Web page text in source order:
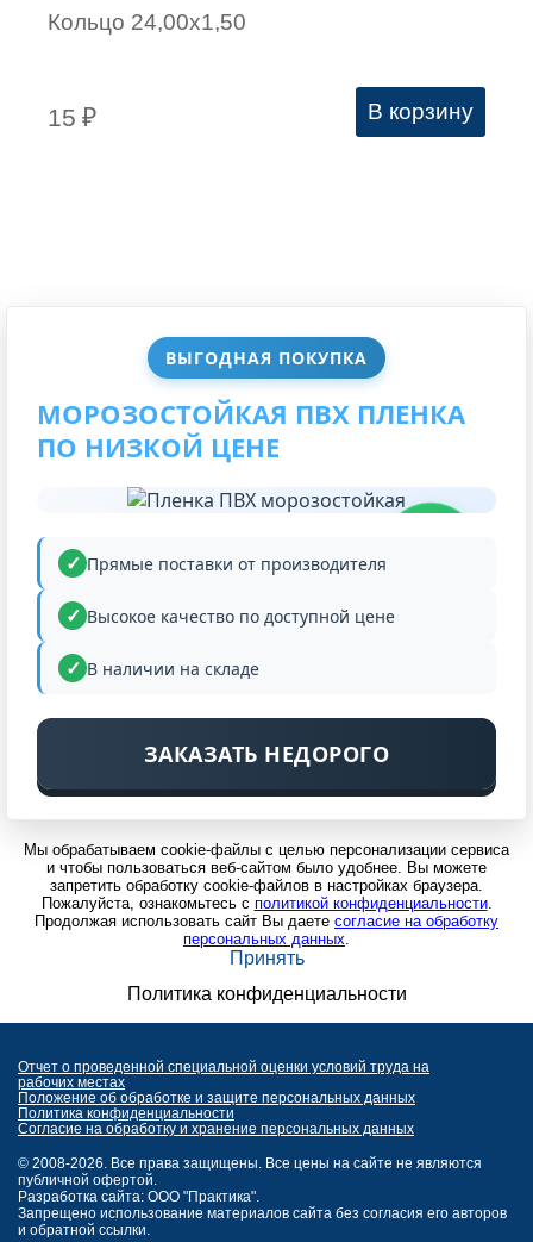
ВЫГОДНАЯ ПОКУПКА
МОРОЗОСТОЙКАЯ ПВХ ПЛЕНКА
ПО НИЗКОЙ ЦЕНЕ
Прямые поставки от производителя
Высокое качество по доступной цене
В наличии на складе
ЗАКАЗАТЬ НЕДОРОГО
Кольцо 24,00х1,50
15 ₽ В корзину
Мы обрабатываем cookie-файлы с целью персонализации сервиса
и чтобы пользоваться веб-сайтом было удобнее. Вы можете
запретить обработку cookie-файлов в настройках браузера.
Пожалуйста, ознакомьтесь с политикой конфиденциальности.
Продолжая использовать сайт Вы даете согласие на обработку
персональных данных.
Принять
Политика конфиденциальности
Отчет о проведенной специальной оценки условий труда на
рабочих местах
Положение об обработке и защите персональных данных
Политика конфиденциальности
Согласие на обработку и хранение персональных данных
© 2008-2026. Все права защищены. Все цены на сайте не являются
публичной офертой.
Разработка сайта: ООО "Практика".
Запрещено использование материалов сайта без согласия его авторов
и обратной ссылки.